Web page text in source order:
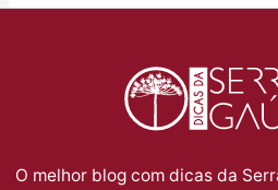
O melhor blog com dicas da